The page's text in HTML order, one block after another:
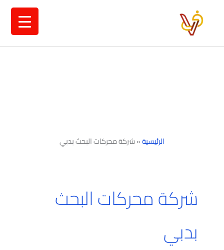
الرئيسية»شركة محركات البحث بدبي
شركة محركات البحث
بدبي